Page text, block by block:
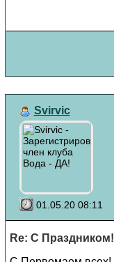
Svirvic
01.05.20 08:11
Re: С Праздником!